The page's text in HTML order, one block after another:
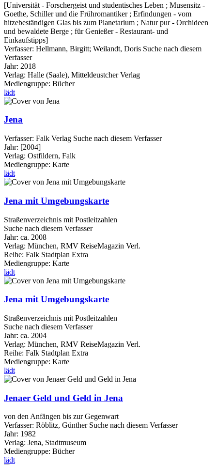
[Universität - Forschergeist und studentisches Leben ; Musensitz -
Goethe, Schiller und die Frühromantiker ; Erfindungen - vom
hitzebeständigen Glas bis zum Planetarium ; Natur pur - Orchideen
und bewaldete Berge ; für Genießer - Restaurant- und
Einkaufstipps]
Verfasser: Hellmann, Birgitt; Weilandt, Doris Suche nach diesem
Verfasser
Jahr: 2018
Verlag: Halle (Saale), Mitteldeustcher Verlag
Mediengruppe: Bücher
lädt
Jena
Verfasser: Falk Verlag Suche nach diesem Verfasser
Jahr: [2004]
Verlag: Ostfildern, Falk
Mediengruppe: Karte
lädt
Jena mit Umgebungskarte
Straßenverzeichnis mit Postleitzahlen
Suche nach diesem Verfasser
Jahr: ca. 2008
Verlag: München, RMV ReiseMagazin Verl.
Reihe: Falk Stadtplan Extra
Mediengruppe: Karte
lädt
Jena mit Umgebungskarte
Straßenverzeichnis mit Postleitzahlen
Suche nach diesem Verfasser
Jahr: ca. 2004
Verlag: München, RMV ReiseMagazin Verl.
Reihe: Falk Stadtplan Extra
Mediengruppe: Karte
lädt
Jenaer Geld und Geld in Jena
von den Anfängen bis zur Gegenwart
Verfasser: Röblitz, Günther Suche nach diesem Verfasser
Jahr: 1982
Verlag: Jena, Stadtmuseum
Mediengruppe: Bücher
lädt